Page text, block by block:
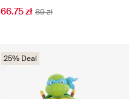
66.75 zł 89 zł
25% Deal